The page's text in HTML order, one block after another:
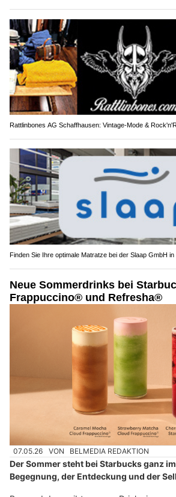
Rattlinbones AG Schaffhausen: Vintage-Mode &
Finden Sie Ihre optimale Matratze bei der Slaap GmbH in
Neue Sommerdrinks bei
Frappuccino® und Refresha®
07.05.26 VON BELMEDIA REDAKTION
Der Sommer steht bei Starbucks ganz
Begegnung, der Entdeckung und der